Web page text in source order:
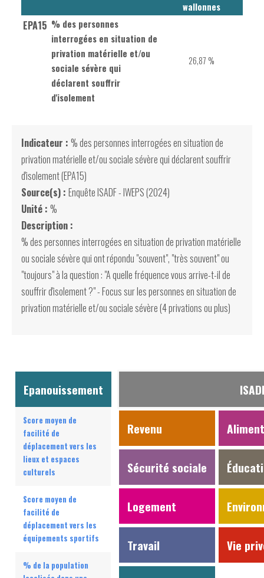
wallonnes
EPA15 % des personnes
interrogées en situation de
privation matérielle et/ou
sociale sévère qui
déclarent souffrir
d'isolement
26,87 %
Indicateur : % des personnes interrogées en situation de
privation matérielle et/ou sociale sévère qui déclarent souffrir
d'isolement (EPA15)
Source(s) : Enquête ISADF - IWEPS (2024)
Unité : %
Description :
% des personnes interrogées en situation de privation matérielle
ou sociale sévère qui ont répondu "souvent", "très souvent" ou
"toujours" à la question : "A quelle fréquence vous arrive-t-il de
souffrir d'isolement ?" - Focus sur les personnes en situation de
privation matérielle et/ou sociale sévère (4 privations ou plus)
Epanouissement
Score moyen de
facilité de
déplacement vers les
lieux et espaces
culturels
Score moyen de
facilité de
déplacement vers les
équipements sportifs
% de la population
Revenu
Sécurité sociale
Logement
Travail Vie